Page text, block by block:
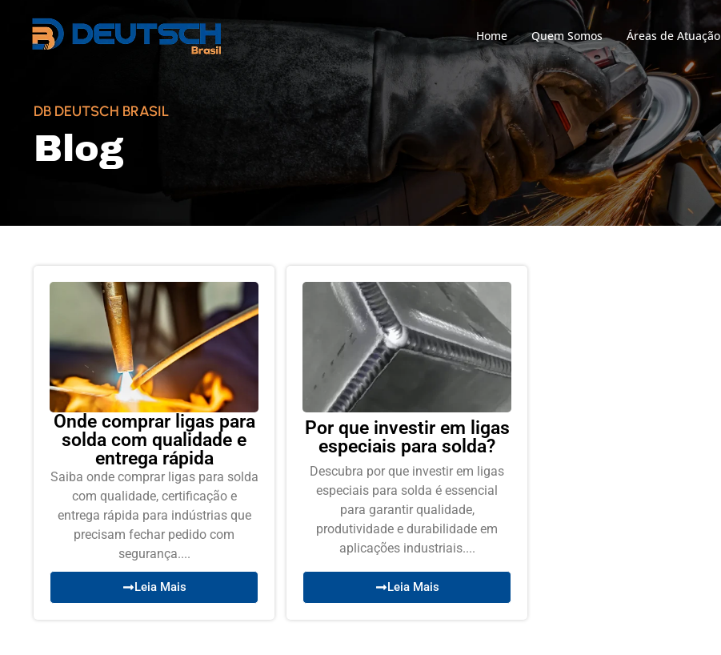
Home Quem Somos Áreas de Atuação
DB DEUTSCH BRASIL
Blog
Onde comprar ligas para
solda com qualidade e
entrega rápida
Saiba onde comprar ligas para solda
com qualidade, certificação e
entrega rápida para indústrias que
precisam fechar pedido com
segurança....
Leia Mais
Por que investir em ligas
especiais para solda?
Descubra por que investir em ligas
especiais para solda é essencial
para garantir qualidade,
produtividade e durabilidade em
aplicações industriais....
Leia Mais